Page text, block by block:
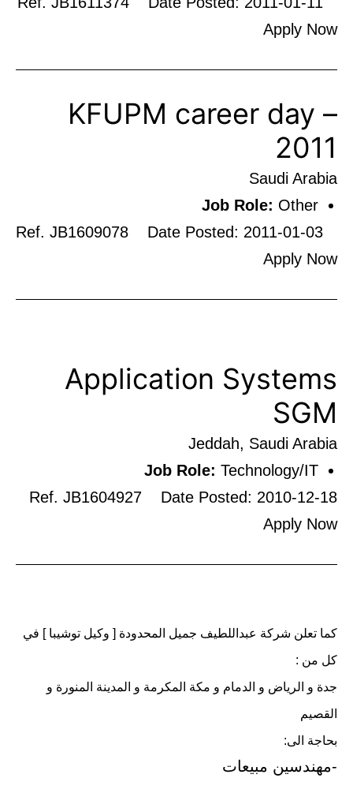
Apply Now
KFUPM career day –
2011
Saudi Arabia
Job Role: Other
Ref. JB1609078 Date Posted: 2011-01-03
Apply Now
Application Systems
SGM
Jeddah, Saudi Arabia
Job Role: Technology/IT
Ref. JB1604927 Date Posted: 2010-12-18
Apply Now
كما تعلن شركة عبداللطيف جميل المحدودة [ وكيل توشيبا ] في
كل من :
جدة و الرياض و الدمام و مكة المكرمة و المدينة المنورة و
القصيم
بحاجة الى:
-مهندسين مبيعات